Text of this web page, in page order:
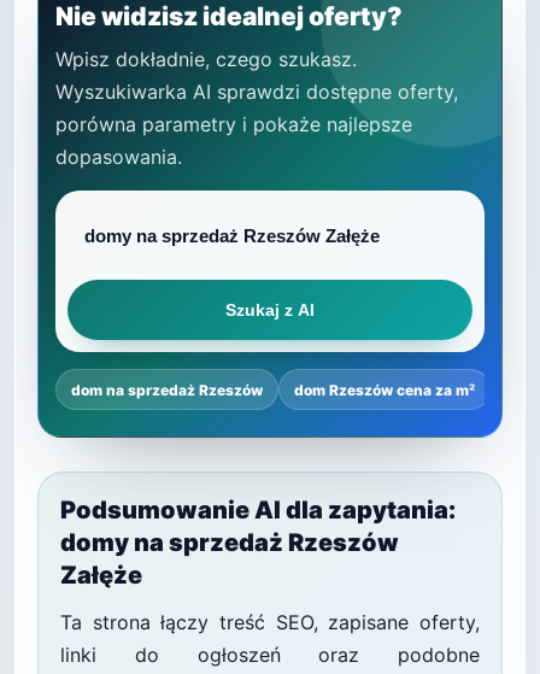
Nie widzisz idealnej oferty?
Wpisz dokładnie, czego szukasz.
Wyszukiwarka AI sprawdzi dostępne oferty,
porówna parametry i pokaże najlepsze
dopasowania.
Szukaj z AI
dom na sprzedaż Rzeszów dom Rzeszów cena za m²
Podsumowanie AI dla zapytania:
domy na sprzedaż Rzeszów
Załęże
Ta strona łączy treść SEO, zapisane oferty,
linki do ogłoszeń oraz podobne